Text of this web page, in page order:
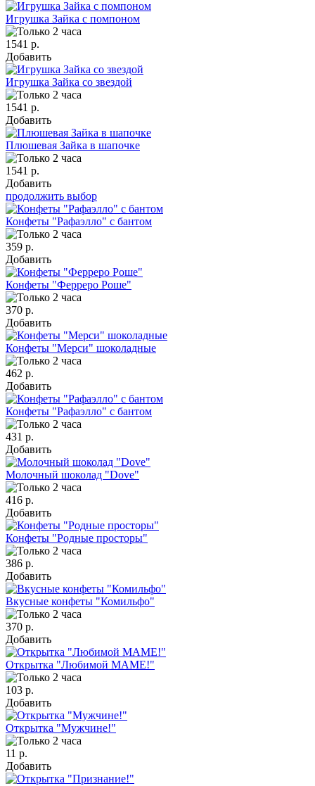
Игрушка Зайка с помпоном
1541 р.
Добавить
Игрушка Зайка со звездой
1541 р.
Добавить
Плюшевая Зайка в шапочке
1541 р.
Добавить
продолжить выбор
Конфеты "Рафаэлло" с бантом
359 р.
Добавить
Конфеты "Ферреро Роше"
370 р.
Добавить
Конфеты "Мерси" шоколадные
462 р.
Добавить
Конфеты "Рафаэлло" с бантом
431 р.
Добавить
Молочный шоколад "Dove"
416 р.
Добавить
Конфеты "Родные просторы"
386 р.
Добавить
Вкусные конфеты "Комильфо"
370 р.
Добавить
Открытка "Любимой МАМЕ!"
103 р.
Добавить
Открытка "Мужчине!"
11 р.
Добавить